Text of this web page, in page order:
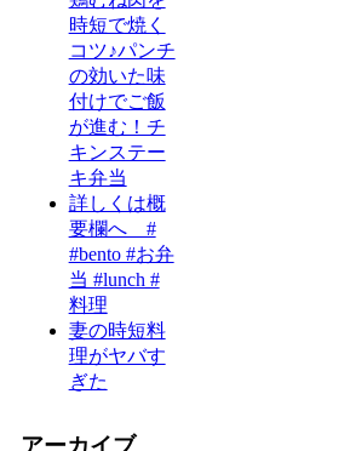
時短で焼く
コツ♪パンチ
の効いた味
付けでご飯
が進む！チ
キンステー
キ弁当
詳しくは概
要欄へ #
#bento #お弁
当 #lunch #
料理
妻の時短料
理がヤバす
ぎた
アーカイブ